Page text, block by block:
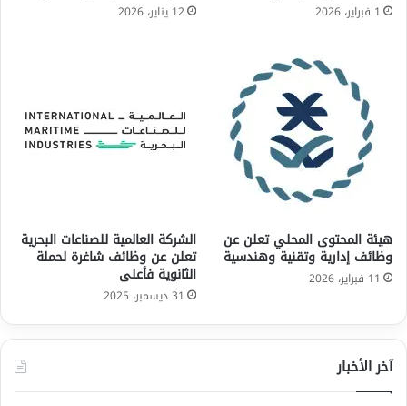
1 فبراير، 2026 12 يناير، 2026
هيئة المحتوى المحلي تعلن عن
وظائف إدارية وتقنية وهندسية
11 فبراير، 2026
الشركة العالمية للصناعات البحرية
تعلن عن وظائف شاغرة لحملة
الثانوية فأعلى
31 ديسمبر، 2025
آخر الأخبار